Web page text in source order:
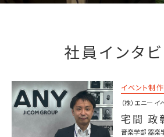
社員インタ
イベント制作
（株）エニー イ
宅間 政
音楽学部 器楽